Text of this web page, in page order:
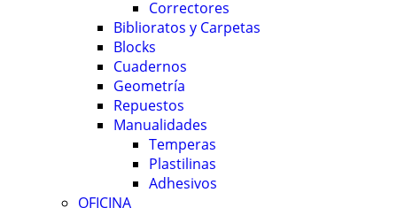
Correctores
Biblioratos y Carpetas
Blocks
Cuadernos
Geometría
Repuestos
Manualidades
Temperas
Plastilinas
Adhesivos
OFICINA